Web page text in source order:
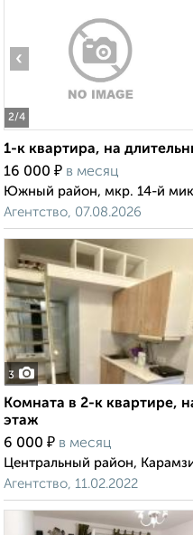
2/4
‹
1-к квартира, на
16 000 ₽ в месяц
Южный район, мкр. 14-й
Агентство, 07.08.2026
3
Комната в 2-к квартире,
этаж
6 000 ₽ в месяц
Центральный район,
Агентство, 11.02.2022